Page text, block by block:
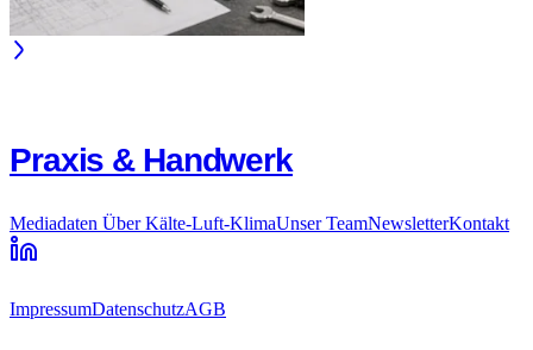
Praxis & Handwerk
Mediadaten Über Kälte-Luft-KlimaUnser TeamNewsletterKontakt
ImpressumDatenschutzAGB